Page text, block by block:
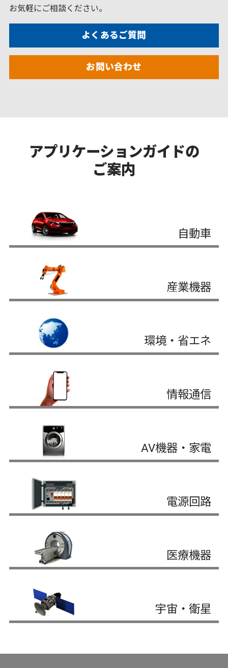
お気軽にご相談ください。
よくあるご質問
お問い合わせ
アプリケーションガイドの
ご案内
自動車
産業機器
環境・省エネ
情報通信
AV機器・家電
電源回路
医療機器
宇宙・衛星